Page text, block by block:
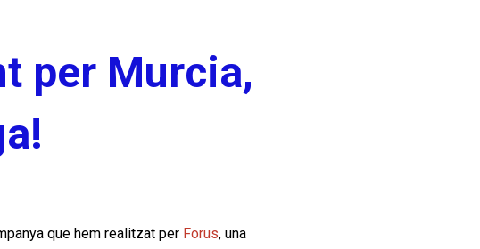
per Murcia,
que hem realitzat per Forus, una